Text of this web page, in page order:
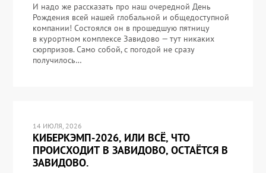
И надо же рассказать про наш очередной День
Рождения всей нашей глобальной и общедоступной
компании! Состоялся он в прошедшую пятницу
в курортном комплексе Завидово — тут никаких
сюрпризов. Само собой, с погодой не сразу
получилось…
14 ИЮЛЯ, 2026
КИБЕРКЭМП-2026, ИЛИ ВСЁ, ЧТО
ПРОИСХОДИТ В ЗАВИДОВО, ОСТАЁТСЯ В
ЗАВИДОВО.